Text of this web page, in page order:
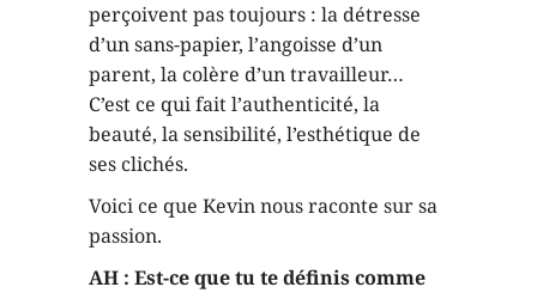
perçoivent pas toujours : la détresse
d’un sans-papier, l’angoisse d’un
parent, la colère d’un travailleur…
C’est ce qui fait l’authenticité, la
beauté, la sensibilité, l’esthétique de
ses clichés.
Voici ce que Kevin nous raconte sur sa
passion.
AH : Est-ce que tu te définis comme